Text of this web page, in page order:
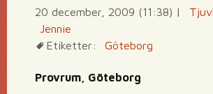
20 december, 2009 (11:38) |
Jennie
Etiketter:
Göteborg
Provrum, Göteborg